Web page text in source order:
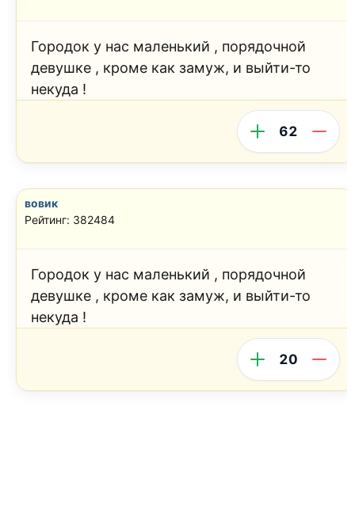
Городок у нас маленький , порядочной
девушке , кроме как замуж, и выйти-то
некуда !
62
вовик
Рейтинг: 382484
Городок у нас маленький , порядочной
девушке , кроме как замуж, и выйти-то
некуда !
20